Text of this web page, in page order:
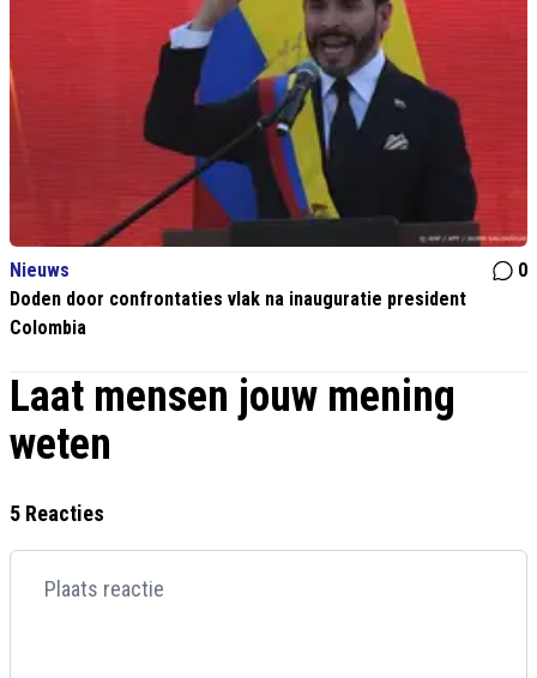
Nieuws
0
Doden door confrontaties vlak na inauguratie president
Colombia
Laat mensen jouw mening
weten
5 Reacties